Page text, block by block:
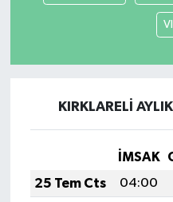
KIRKLARELİ
İMSAK
25 Tem Cts
04:00